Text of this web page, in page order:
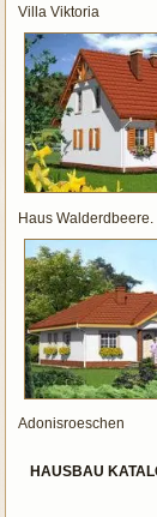
Villa Viktoria
Haus Walderdbeere.
Adonisroeschen
HAUSBAU